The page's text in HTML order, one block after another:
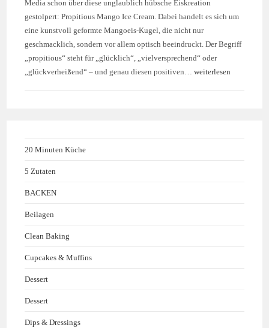
Media schon über diese unglaublich hübsche Eiskreation
gestolpert: Propitious Mango Ice Cream. Dabei handelt es sich um
eine kunstvoll geformte Mangoeis-Kugel, die nicht nur
geschmacklich, sondern vor allem optisch beeindruckt. Der Begriff
„propitious“ steht für „glücklich“, „vielversprechend“ oder
„glückverheißend“ – und genau diesen positiven…weiterlesen
20 Minuten Küche
5 Zutaten
BACKEN
Beilagen
Clean Baking
Cupcakes & Muffins
Dessert
Dessert
Dips & Dressings